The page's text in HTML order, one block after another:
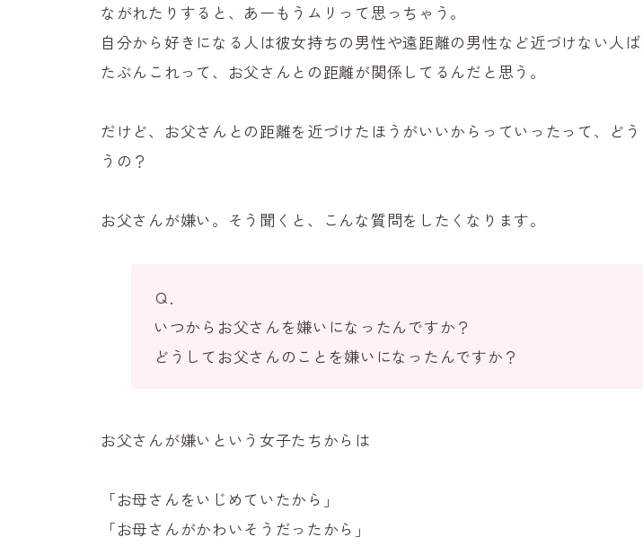
ながれたりすると、あーもうムリって思っちゃう。
自分から好きになる人は彼女持ちの男性や遠距離の男性など近づけない人ば
たぶんこれって、お父さんとの距離が関係してるんだと思う。
だけど、お父さんとの距離を近づけたほうがいいからっていったって、ど
うの？
お父さんが嫌い。そう聞くと、こんな質問をしたくなります。
Ｑ．
いつからお父さんを嫌いになったんですか？
どうしてお父さんのことを嫌いになったんですか？
お父さんが嫌いという女子たちからは
「お母さんをいじめていたから」
「お母さんがかわいそうだったから」